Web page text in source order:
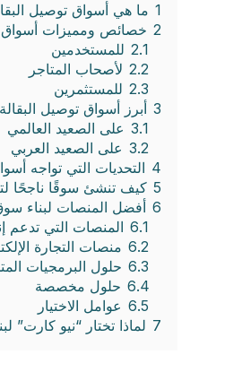
1 ما هي أسواق توصيل
2 خصائص ومميزات أسواق
2.1 للمستخدمين
2.2 لأصحاب المتاجر
2.3 للمستثمرين
3 أبرز أسواق توصيل البقالة
3.1 على الصعيد العالمي
3.2 على الصعيد العربي
4 التحديات التي تواجه
5 كيف تنشئ سوقًا ناجحًا
6 أفضل المنصات لبناء
6.1 المنصات التي تدعم
6.2 منصات التجارة
6.3 حلول البرمجيات
6.4 حلول مخصصة
6.5 عوامل الاختيار
7 لماذا تختار “نيو كارت”